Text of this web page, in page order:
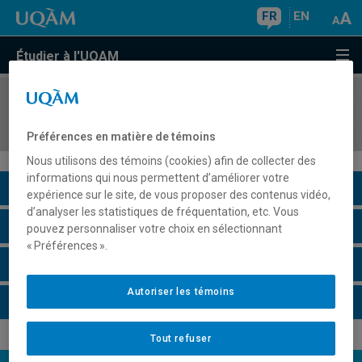
FR EN
Étudier à l'UQAM
COURS//
Description du cours
Horaire - Été 2026
Préférences en matière de témoins
Nous utilisons des témoins (cookies) afin de collecter des
informations qui nous permettent d’améliorer votre
expérience sur le site, de vous proposer des contenus vidéo,
d’analyser les statistiques de fréquentation, etc. Vous
pouvez personnaliser votre choix en sélectionnant
« Préférences ».
Tout refuser
Autoriser les témoins